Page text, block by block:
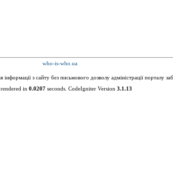
who-is-who.ua
з сайту без письмового дозволу адміністрації порталу
rendered in 0.0207seconds. CodeIgniter Version 3.1.13